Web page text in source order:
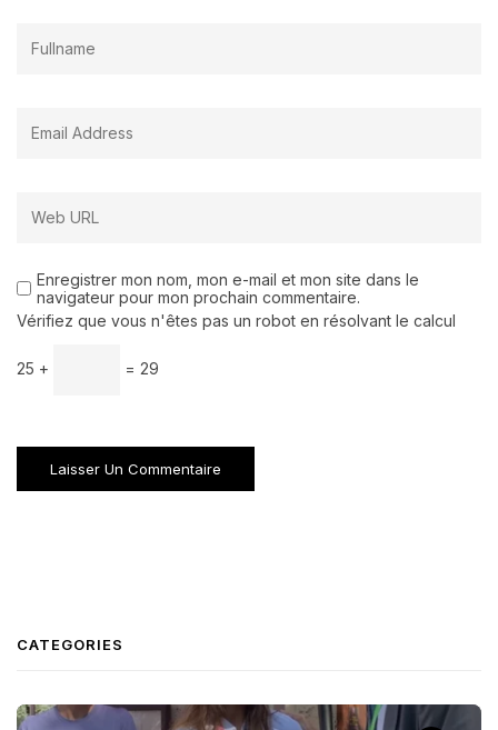
Enregistrer mon nom, mon e-mail et mon site dans le
navigateur pour mon prochain commentaire.
Vérifiez que vous n'êtes pas un robot en résolvant le calcul
25 + = 29
CATEGORIES